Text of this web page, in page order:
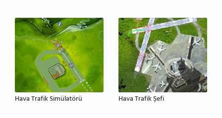
Hava Trafik Simülatörü Hava Trafik Şefi